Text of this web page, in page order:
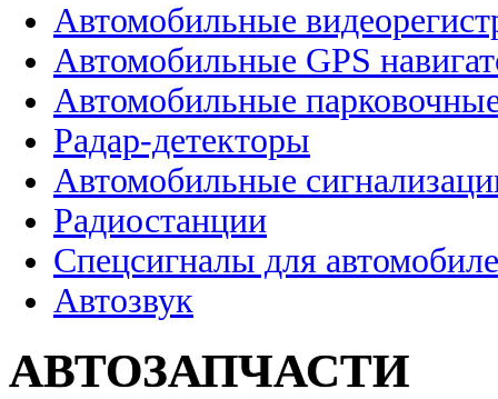
Автомобильные
Автомобильные GPS
Автомобильные
Радар-детекторы
Автомобильные
Радиостанции
Спецсигналы для
Автозвук
АВТОЗАПЧАСТИ